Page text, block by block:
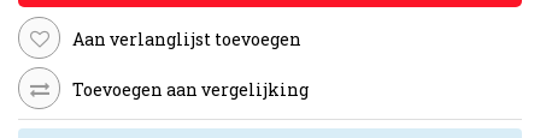
Aan verlanglijst toevoegen
Toevoegen aan vergelijking